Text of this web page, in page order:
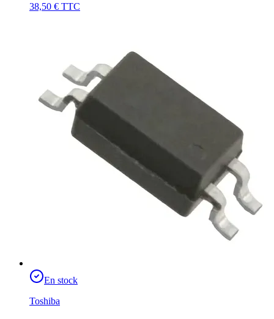
38,50 € TTC
En stock
Toshiba